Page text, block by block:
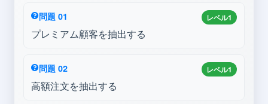
レベル1
問題 01
プレミアム顧客を抽出する
レベル1
問題 02
高額注文を抽出する